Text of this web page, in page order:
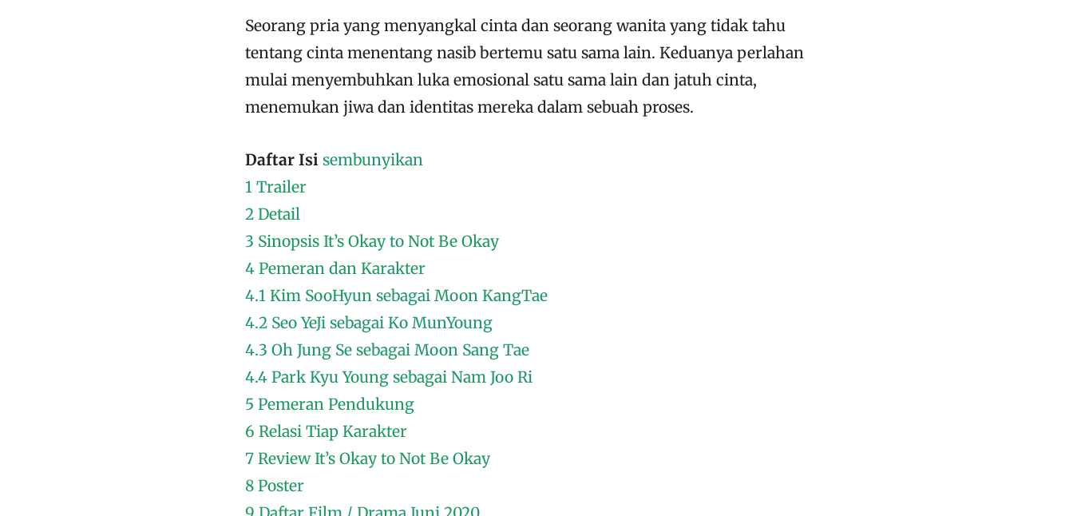
Seorang pria yang menyangkal cinta dan seorang wanita yang tidak tahu
tentang cinta menentang nasib bertemu satu sama lain. Keduanya perlahan
mulai menyembuhkan luka emosional satu sama lain dan jatuh cinta,
menemukan jiwa dan identitas mereka dalam sebuah proses.
Daftar Isi sembunyikan
1 Trailer
2 Detail
3 Sinopsis It’s Okay to Not Be Okay
4 Pemeran dan Karakter
4.1 Kim SooHyun sebagai Moon KangTae
4.2 Seo YeJi sebagai Ko MunYoung
4.3 Oh Jung Se sebagai Moon Sang Tae
4.4 Park Kyu Young sebagai Nam Joo Ri
5 Pemeran Pendukung
6 Relasi Tiap Karakter
7 Review It’s Okay to Not Be Okay
8 Poster